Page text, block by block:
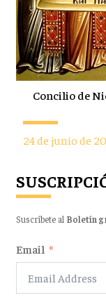
Concilio de
24 de junio de
Suscríbete al Boletín
Email